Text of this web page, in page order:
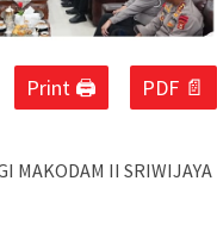
Print 🖨 PDF 📄
MAKODAM II SRIWIJAYA